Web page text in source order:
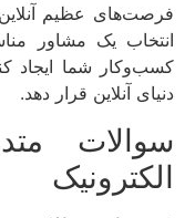
فرصت‌های عظیم آنلاین
انتخاب یک مشاور
کسب‌وکار شما ایجاد
دنیای آنلاین قرار دهد.
سوالات
الکترونیک